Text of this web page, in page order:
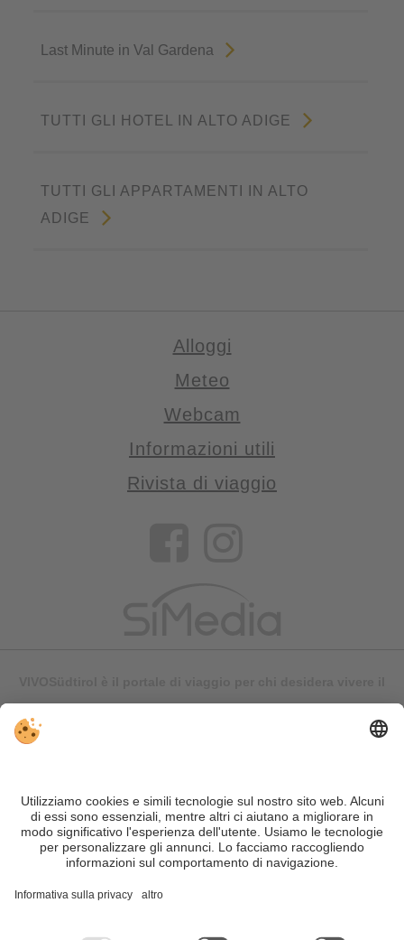
Last Minute in Val Gardena
TUTTI GLI HOTEL IN ALTO ADIGE
TUTTI GLI APPARTAMENTI IN ALTO
ADIGE
Alloggi
Meteo
Webcam
Informazioni utili
Rivista di viaggio
contenuti, si possono verificare errori. Non garantiamo la
correttezza e la completezza di tutte le informazioni. Per
motivi di sicurezza, si prega di verificare chiedendo
direttamente sul posto all'organizzatore.